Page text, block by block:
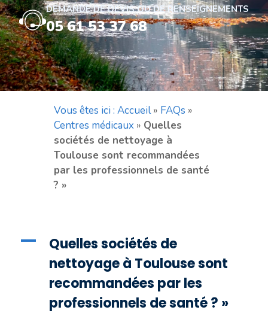
DEMANDE DE DEVIS OU DE RENSEIGNEMENTS
05 61 53 37 68
Vous êtes ici : Accueil» FAQs »
Centres médicaux » Quelles
sociétés de nettoyage à
Toulouse sont recommandées
par les professionnels de santé
? »
A
Quelles sociétés de
nettoyage à Toulouse sont
recommandées par les
professionnels de santé ? »